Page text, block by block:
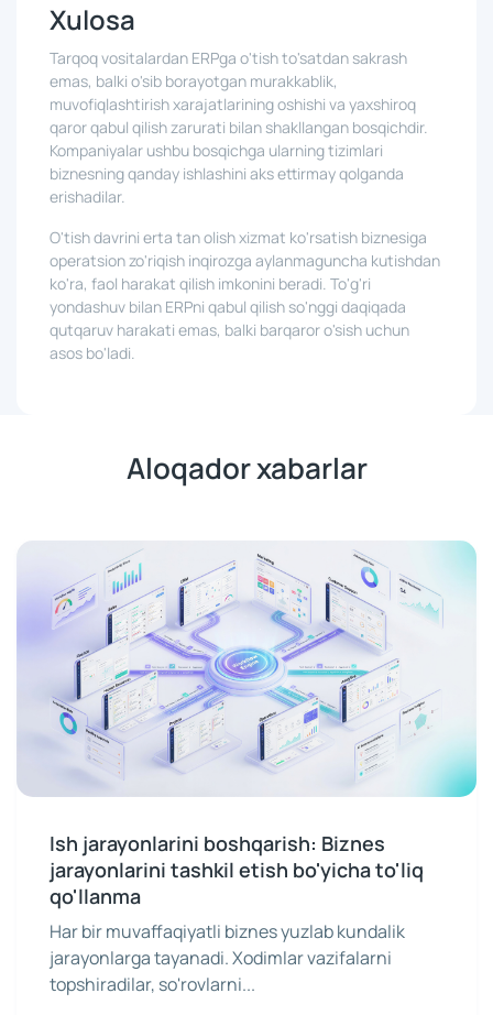
Xulosa
Tarqoq vositalardan ERPga o'tish to'satdan sakrash
emas, balki o'sib borayotgan murakkablik,
muvofiqlashtirish xarajatlarining oshishi va yaxshiroq
qaror qabul qilish zarurati bilan shakllangan bosqichdir.
Kompaniyalar ushbu bosqichga ularning tizimlari
biznesning qanday ishlashini aks ettirmay qolganda
erishadilar.
O'tish davrini erta tan olish xizmat ko'rsatish biznesiga
operatsion zo'riqish inqirozga aylanmaguncha kutishdan
ko'ra, faol harakat qilish imkonini beradi. To'g'ri
yondashuv bilan ERPni qabul qilish so'nggi daqiqada
qutqaruv harakati emas, balki barqaror o'sish uchun
asos bo'ladi.
Aloqador xabarlar
Ish jarayonlarini boshqarish: Biznes
jarayonlarini tashkil etish bo'yicha to'liq
qo'llanma
Har bir muvaffaqiyatli biznes yuzlab kundalik
jarayonlarga tayanadi. Xodimlar vazifalarni
topshiradilar, so'rovlarni...